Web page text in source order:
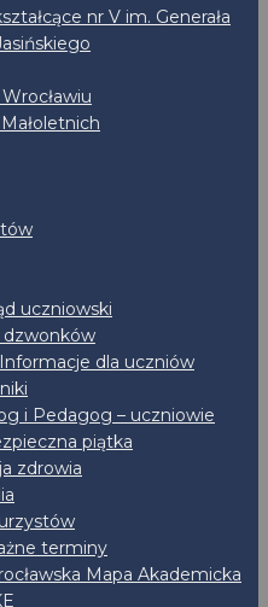
nr V im. Generała
uczniowski
dzwonków
dla uczniów
i Pedagog – uczniowie
piątka
zdrowia
terminy
Mapa Akademicka